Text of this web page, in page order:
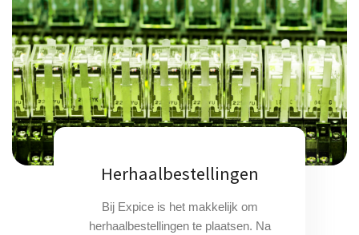
Herhaalbestellingen
Bij Expice is het makkelijk om
herhaalbestellingen te plaatsen. Na